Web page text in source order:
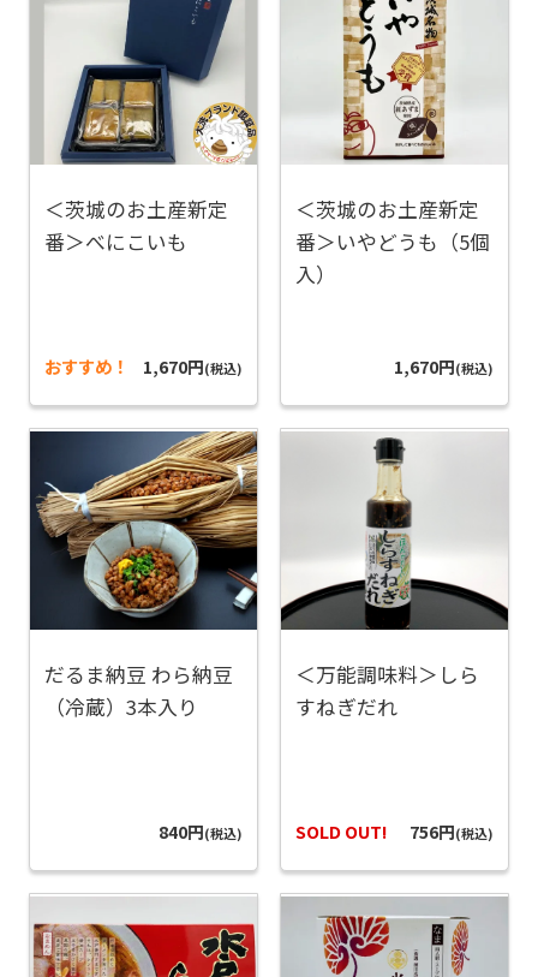
＜茨城のお土産新定
番＞べにこいも
おすすめ！ 1,670円(税込)
＜茨城のお土産新定
番＞いやどうも（5個
入）
1,670円(税込)
だるま納豆 わら納豆
（冷蔵）3本入り
840円(税込)
＜万能調味料＞しら
すねぎだれ
SOLD OUT! 756円(税込)